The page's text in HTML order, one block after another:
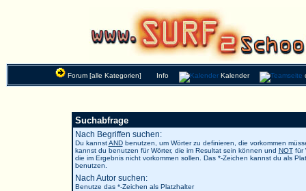
Forum [alle Kategorien] Info Kalender
Suchabfrage
Nach Begriffen suchen:
Du kannstANDbenutzen, um Wörter zu definieren, die vorkommen
kannst du benutzen für Wörter, die im Resultat sein können und NOTfür
die im Ergebnis nicht vorkommen sollen. Das *-Zeichen kannst du als
benutzen.
Nach Autor suchen:
Benutze das *-Zeichen als Platzhalter